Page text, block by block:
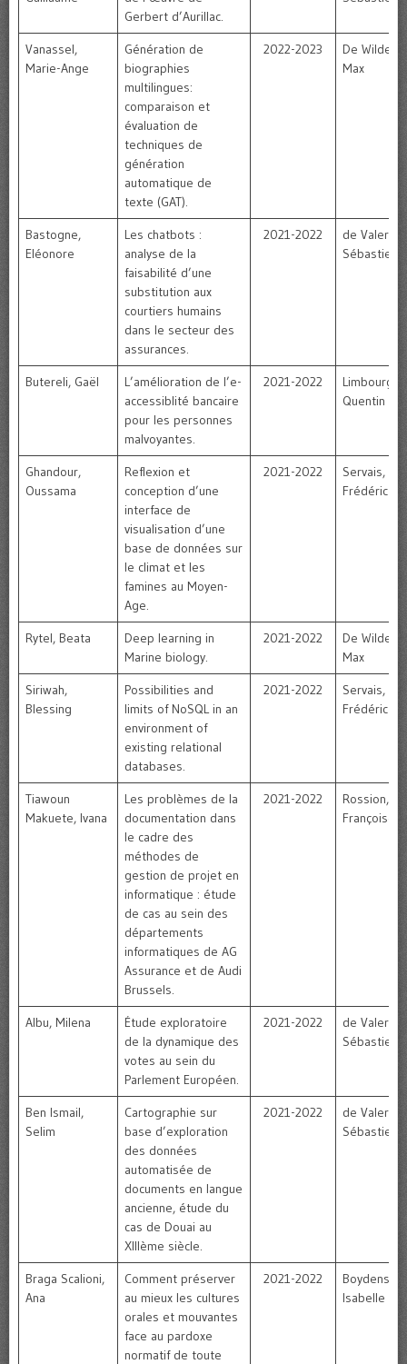
Gerbert d’Aurillac.
Vanassel,
Marie-Ange
Génération de
biographies
multilingues:
comparaison et
évaluation de
techniques de
génération
automatique de
texte (GAT).
2022-2023
De Wilde,
Max
Bastogne,
Eléonore
Les chatbots :
analyse de la
faisabilité d’une
substitution aux
courtiers humains
dans le secteur des
assurances.
2021-2022
de
Sébastien
Butereli, Gaël
L’amélioration de l’e-
accessiblité bancaire
pour les personnes
malvoyantes.
2021-2022
Limbourg,
Quentin
Ghandour,
Oussama
Reflexion et
conception d’une
interface de
visualisation d’une
base de données sur
le climat et les
famines au Moyen-
Age.
2021-2022
Servais,
Frédéric
Rytel, Beata
Deep learning in
Marine biology.
2021-2022
De Wilde,
Max
Siriwah,
Blessing
Possibilities and
limits of NoSQL in an
environment of
existing relational
databases.
2021-2022
Servais,
Frédéric
Tiawoun
Makuete, Ivana
Les problèmes de la
documentation dans
le cadre des
méthodes de
gestion de projet en
informatique : étude
de cas au sein des
départements
informatiques de AG
Assurance et de Audi
Brussels.
2021-2022
Rossion,
Françoise
Albu, Milena
Étude exploratoire
de la dynamique des
votes au sein du
Parlement Européen.
2021-2022
de
Sébastien
Ben Ismail,
Selim
Cartographie sur
base d’exploration
des données
automatisée de
documents en langue
ancienne, étude du
cas de Douai au
XIIIème siècle.
2021-2022
de
Sébastien
Braga Scalioni,
Ana
Comment préserver
au mieux les cultures
orales et mouvantes
face au pardoxe
normatif de toute
2021-2022
Boydens,
Isabelle